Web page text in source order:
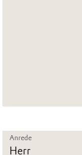
Anrede